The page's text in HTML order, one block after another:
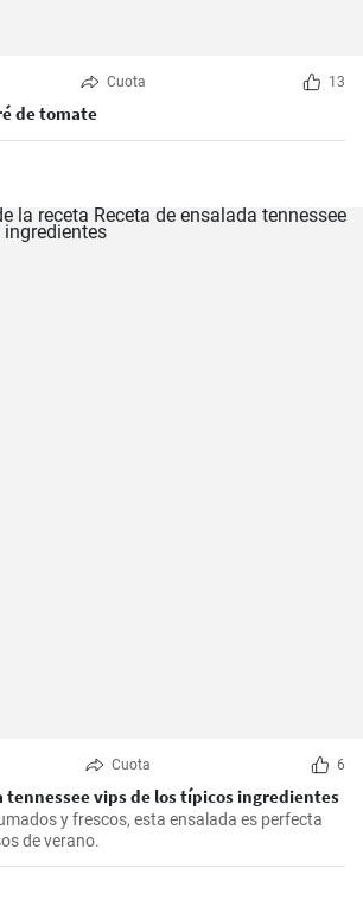
Cuota 13
de tomate
Cuota 6
tennessee vips de los típicos ingredientes
y frescos, esta ensalada es perfecta
de verano.